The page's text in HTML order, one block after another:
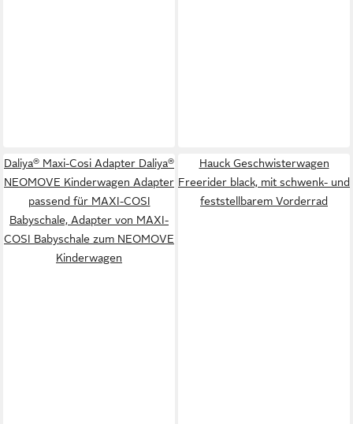
Daliya® Maxi-Cosi Adapter Daliya®
NEOMOVE Kinderwagen Adapter
passend für MAXI-COSI
Babyschale, Adapter von MAXI-
COSI Babyschale zum NEOMOVE
Kinderwagen
Hauck Geschwisterwagen
Freerider black, mit schwenk- und
feststellbarem Vorderrad